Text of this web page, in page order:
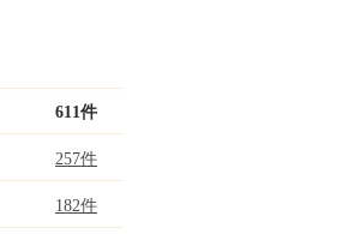
611件
257件
182件